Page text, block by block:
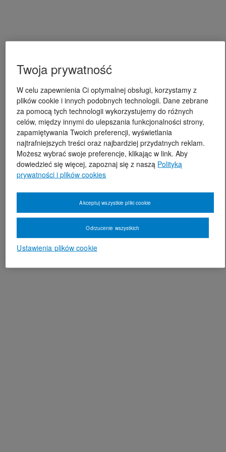
Twoja prywatność
W celu zapewnienia Ci optymalnej obsługi, korzystamy z
plików cookie i innych podobnych technologii. Dane zebrane
za pomocą tych technologii wykorzystujemy do różnych
celów, między innymi do ulepszania funkcjonalności strony,
zapamiętywania Twoich preferencji, wyświetlania
najtrafniejszych treści oraz najbardziej przydatnych reklam.
Możesz wybrać swoje preferencje, klikając w link. Aby
dowiedzieć się więcej, zapoznaj się z naszą Polityką
prywatności i plików cookies
Ustawienia plików cookie
Odrzucenie wszystkich
Akceptuj wszystkie pliki cookie